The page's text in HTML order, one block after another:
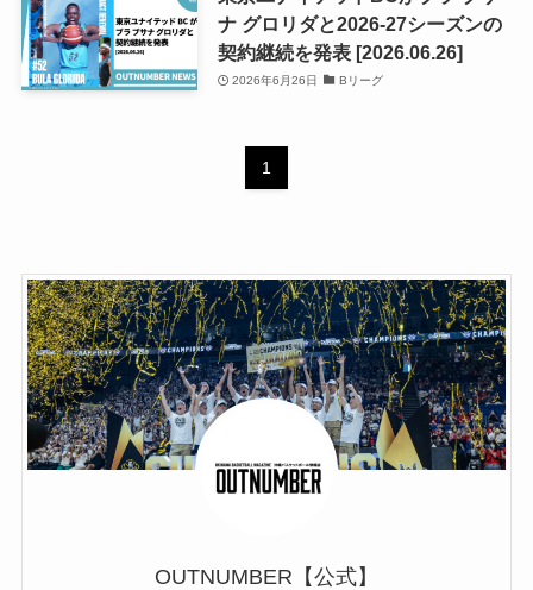
ナ グロリダと2026-27シーズンの
契約継続を発表 [2026.06.26]
2026年6月26日 Bリーグ
1
OUTNUMBER【公式】